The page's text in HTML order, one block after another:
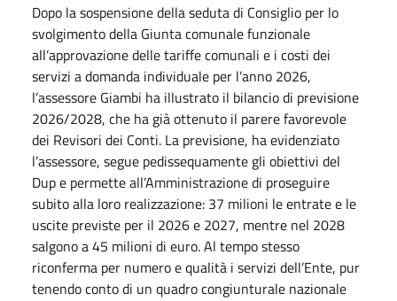
Dopo la sospensione della seduta di Consiglio per lo
svolgimento della Giunta comunale funzionale
all’approvazione delle tariffe comunali e i costi dei
servizi a domanda individuale per l’anno 2026,
l’assessore Giambi ha illustrato il bilancio di previsione
2026/2028, che ha già ottenuto il parere favorevole
dei Revisori dei Conti. La previsione, ha evidenziato
l’assessore, segue pedissequamente gli obiettivi del
Dup e permette all’Amministrazione di proseguire
subito alla loro realizzazione: 37 milioni le entrate e le
uscite previste per il 2026 e 2027, mentre nel 2028
salgono a 45 milioni di euro. Al tempo stesso
riconferma per numero e qualità i servizi dell’Ente, pur
tenendo conto di un quadro congiunturale nazionale